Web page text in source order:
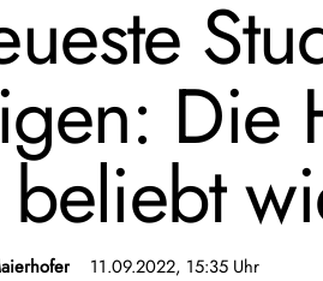
Die
11.09.2022, 15:35 Uhr